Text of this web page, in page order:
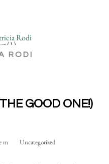
RODI
GOOD ONE!)
m Uncategorized